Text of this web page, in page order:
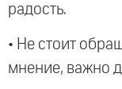
радость.
• Не стоит
мнение, важно